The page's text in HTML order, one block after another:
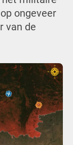
ongeveer
van de